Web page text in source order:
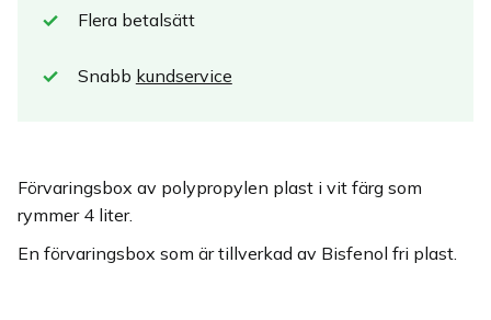
Flera betalsätt
Snabb kundservice
Förvaringsbox av polypropylen plast i vit färg som
rymmer 4 liter.
En förvaringsbox som är tillverkad av Bisfenol fri plast.